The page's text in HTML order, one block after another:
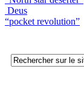
Deus
“pocket revolution”